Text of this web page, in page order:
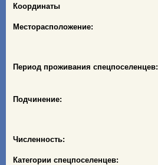
Координаты
Месторасположение:
Период проживания спецпоселенцев:
Подчинение:
Численность:
Категории спецпоселенцев: